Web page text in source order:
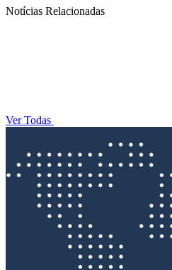
Notícias Relacionadas
Ver Todas